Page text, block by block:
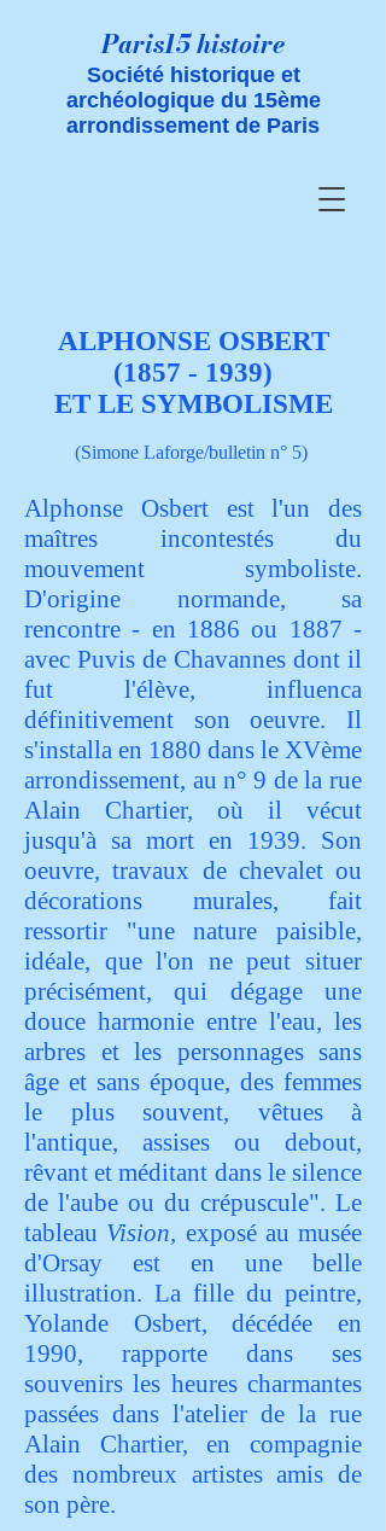
Paris15 histoire
Société historique et
archéologique du 15ème
arrondissement de Paris
ALPHONSE OSBERT
(1857 - 1939)
ET LE SYMBOLISME
(Simone Laforge/bulletin n° 5)
Alphonse Osbert est l'un des
maîtres incontestés du
mouvement symboliste.
D'origine normande, sa
rencontre - en 1886 ou 1887 -
avec Puvis de Chavannes dont il
fut l'élève, influenca
définitivement son oeuvre. Il
s'installa en 1880 dans le XVème
arrondissement, au n° 9 de la rue
Alain Chartier, où il vécut
jusqu'à sa mort en 1939. Son
oeuvre, travaux de chevalet ou
décorations murales, fait
ressortir "une nature paisible,
idéale, que l'on ne peut situer
précisément, qui dégage une
douce harmonie entre l'eau, les
arbres et les personnages sans
âge et sans époque, des femmes
le plus souvent, vêtues à
l'antique, assises ou debout,
rêvant et méditant dans le silence
de l'aube ou du crépuscule". Le
tableau Vision, exposé au musée
d'Orsay est en une belle
illustration. La fille du peintre,
Yolande Osbert, décédée en
1990, rapporte dans ses
souvenirs les heures charmantes
passées dans l'atelier de la rue
Alain Chartier, en compagnie
des nombreux artistes amis de
son père.